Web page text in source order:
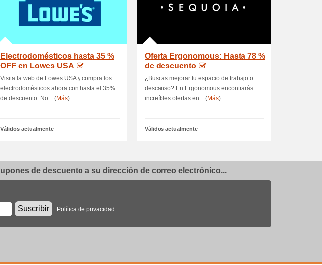
Electrodomésticos hasta 35 %
OFF en Lowes USA
Visita la web de Lowes USA y compra los
electrodomésticos ahora con hasta el 35%
de descuento. No... (Más)
Válidos actualmente
Oferta Ergonomous: Hasta 78 %
de descuento
¿Buscas mejorar tu espacio de trabajo o
descanso? En Ergonomous encontrarás
increíbles ofertas en... (Más)
Válidos actualmente
de descuento a su dirección de correo electrónico...
Suscribir
Política de privacidad